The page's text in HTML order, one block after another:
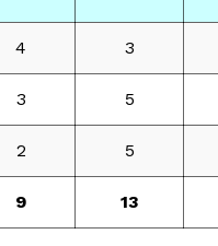
4 3
3 5
2 5
9 13